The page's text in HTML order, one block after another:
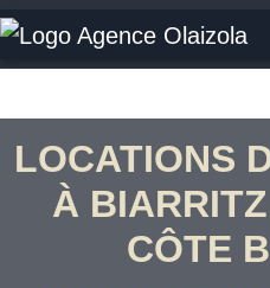
LOCATIONS
À
CÔTE